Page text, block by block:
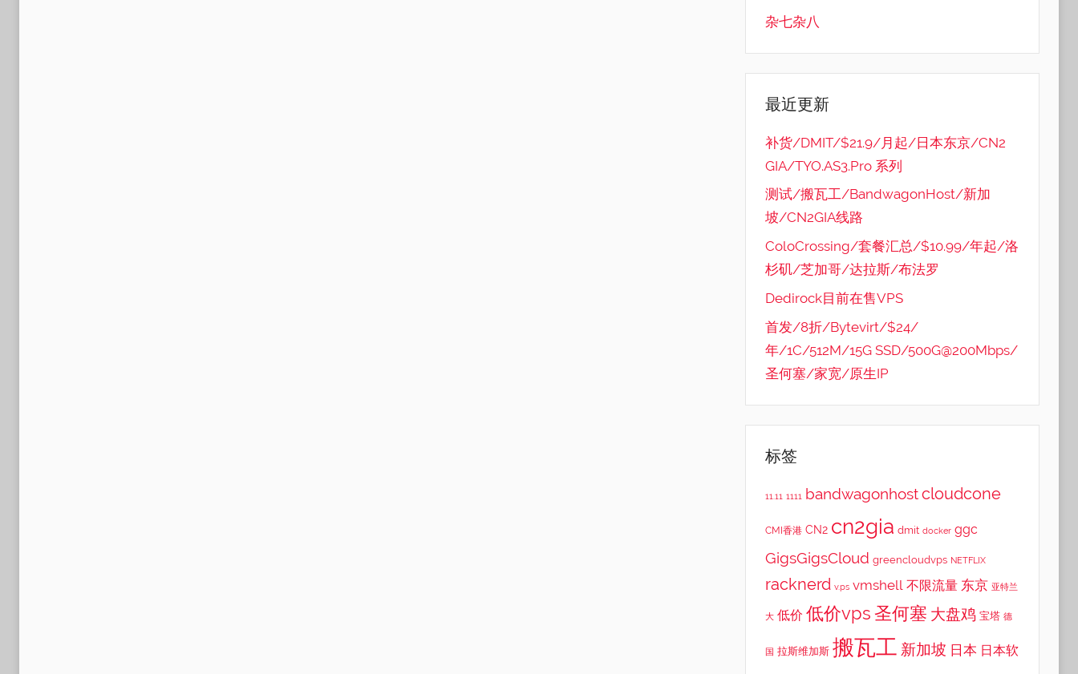
杂七杂八
最近更新
补货/DMIT/$21.9/月起/日本东京/CN2
GIA/TYO.AS3.Pro 系列
测试/搬瓦工/BandwagonHost/新加
坡/CN2GIA线路
ColoCrossing/套餐汇总/$10.99/年起/洛
杉矶/芝加哥/达拉斯/布法罗
Dedirock目前在售VPS
首发/8折/Bytevirt/$24/
年/1C/512M/15G SSD/500G@200Mbps/
圣何塞/家宽/原生IP
标签
11.11 1111 bandwagonhostcloudcone
CMI香港 CN2 cn2gia dmit docker ggc
GigsGigsCloud greencloudvps NETFLIX
racknerd v.ps vmshell 不限流量 东京 亚特兰
大 低价 低价vps 圣何塞 大盘鸡 宝塔 德
国 拉斯维加斯 搬瓦工 新加坡 日本 日本软